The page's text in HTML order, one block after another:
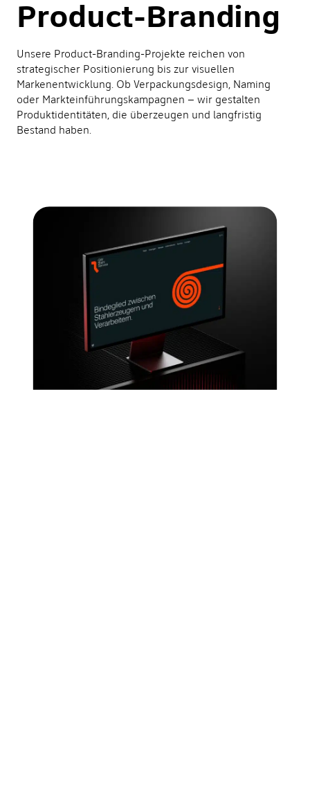
Product-Branding
Unsere Product-Branding-Projekte reichen von
strategischer Positionierung bis zur visuellen
Markenentwicklung. Ob Verpackungsdesign, Naming
oder Markteinführungskampagnen – wir gestalten
Produktidentitäten, die überzeugen und langfristig
Bestand haben.